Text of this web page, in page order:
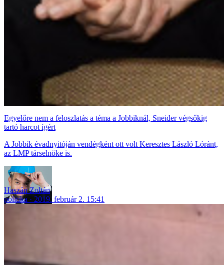
Egyelőre nem a feloszlatás a téma a Jobbiknál, Sneider végsőkig
tartó harcot ígért
A Jobbik évadnyitóján vendégként ott volt Keresztes László Lóránt,
az LMP társelnöke is.
Haszán Zoltán
politika
2019. február 2. 15:41